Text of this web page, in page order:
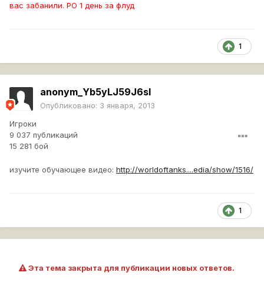
вас забанили. РО 1 день за флуд
1
anonym_Yb5yLJ59J6sI
Опубликовано: 3 января, 2013
Игроки
9 037 публикаций
15 281 бой
изучите обучающее видео: http://worldoftanks....edia/show/1516/
1
Эта тема закрыта для публикации новых ответов.